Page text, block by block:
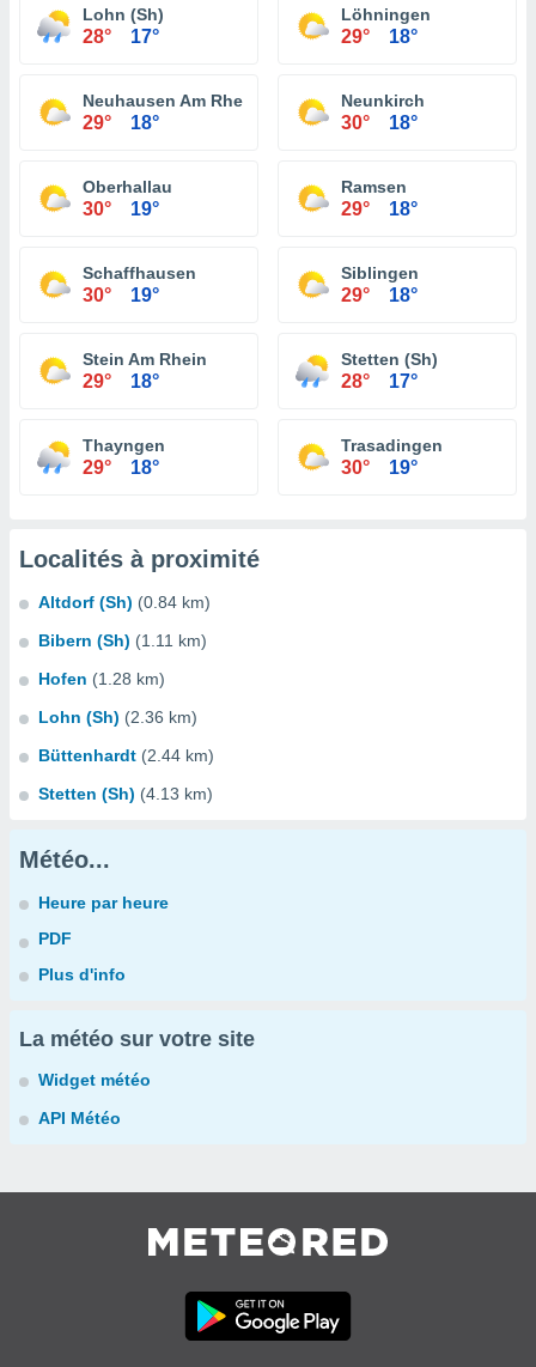
Lohn (Sh)
28° 17°
Löhningen
29° 18°
Neuhausen Am Rheinfall
29° 18°
Neunkirch
30° 18°
Oberhallau
30° 19°
Ramsen
29° 18°
Schaffhausen
30° 19°
Siblingen
29° 18°
Stein Am Rhein
29° 18°
Stetten (Sh)
28° 17°
Thayngen
29° 18°
Trasadingen
30° 19°
Localités à proximité
Altdorf (Sh) (0.84 km)
Bibern (Sh) (1.11 km)
Hofen (1.28 km)
Lohn (Sh) (2.36 km)
Büttenhardt (2.44 km)
Stetten (Sh) (4.13 km)
Météo...
Heure par heure
PDF
Plus d'info
La météo sur votre site
Widget météo
API Météo